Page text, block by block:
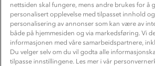
AKTIVITETER
Tips til hyttetur
nettsiden skal fungere, mens andre brukes for å
personalisert opplevelse med tilpasset innhold og
personalisering av annonser som kan være av
både på hjemmesiden og via markedsføring. Vi
informasjonen med våre samarbeidspartnere,
Du velger selv om du vil godta alle
tilpasse innstillingene. Les mer i vår